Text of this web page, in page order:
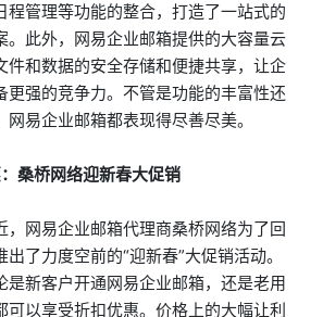
程管理等功能的整合，打造了一站式的
。此外，网易企业邮箱提供的大容量云
件和数据的安全存储和便捷共享，让企
更强的竞争力。不管是功能的丰富性还
易企业邮箱都表现得尽善尽美。
桑桥网络迎新春大促销
，网易企业邮箱代理商桑桥网络为了回
了力度空前的“迎新春”大促销活动。
是新客户开通网易企业邮箱，还是老用
可以享受折扣优惠。价格上的大幅让利